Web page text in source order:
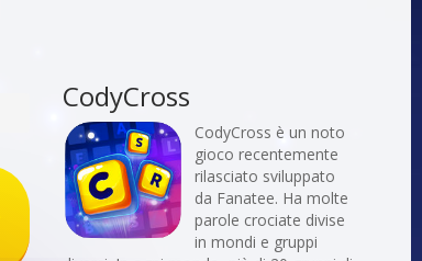
CodyCross
CodyCross è un noto
gioco recentemente
rilasciato sviluppato
da Fanatee. Ha molte
parole crociate divise
in mondi e gruppi